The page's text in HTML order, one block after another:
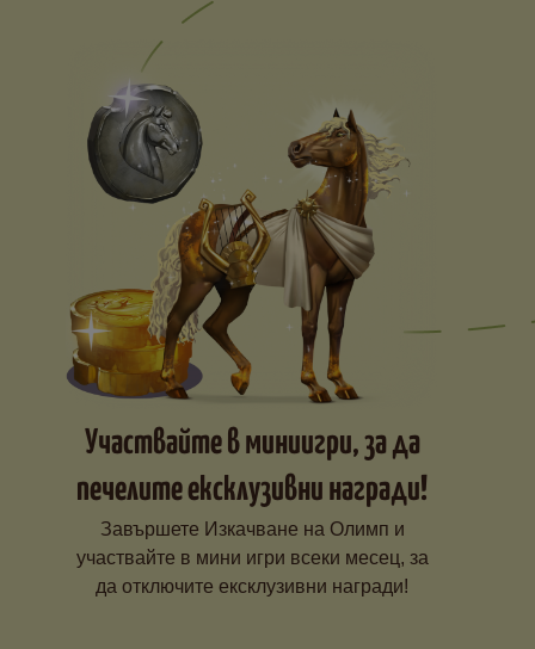
Участвайте в миниигри, за да
печелите ексклузивни награди!
Завършете Изкачване на Олимп и
участвайте в мини игри всеки месец, за
да отключите ексклузивни награди!